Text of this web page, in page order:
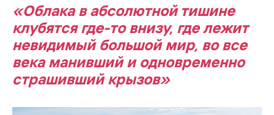
«Облака в абсолютной тишине
клубятся где-то внизу, где лежит
невидимый большой мир, во все
века манивший и одновременно
страшивший крызов»